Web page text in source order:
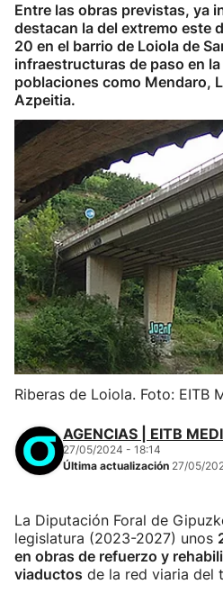
Entre las obras previstas, ya
destacan la del extremo este
20 en el barrio de Loiola de
infraestructuras de paso en
poblaciones como Mendaro,
Azpeitia.
Riberas de Loiola. Foto: EITB
AGENCIAS | EITB
27/05/2024 - 18:14
Última actualización 27/05/
La Diputación Foral de
legislatura (2023-2027) unos
en obras de refuerzo y
viaductos de la red viaria del